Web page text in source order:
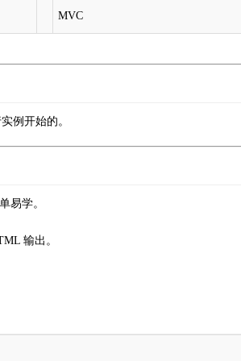
MVC
例开始的。
易学。
输出。